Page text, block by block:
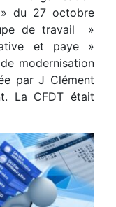
du 27 octobre
de travail »
et paye »
modernisation
par J Clément
La CFDT était